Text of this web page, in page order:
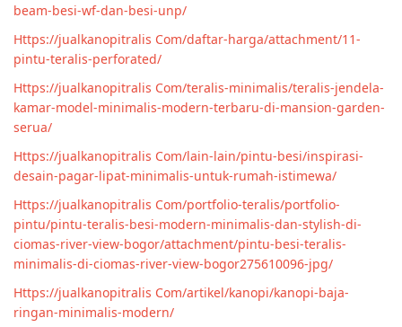
beam-besi-wf-dan-besi-unp/
Https://jualkanopitralis Com/daftar-harga/attachment/11-
pintu-teralis-perforated/
Https://jualkanopitralis Com/teralis-minimalis/teralis-jendela-
kamar-model-minimalis-modern-terbaru-di-mansion-garden-
serua/
Https://jualkanopitralis Com/lain-lain/pintu-besi/inspirasi-
desain-pagar-lipat-minimalis-untuk-rumah-istimewa/
Https://jualkanopitralis Com/portfolio-teralis/portfolio-
pintu/pintu-teralis-besi-modern-minimalis-dan-stylish-di-
ciomas-river-view-bogor/attachment/pintu-besi-teralis-
minimalis-di-ciomas-river-view-bogor275610096-jpg/
Https://jualkanopitralis Com/artikel/kanopi/kanopi-baja-
ringan-minimalis-modern/